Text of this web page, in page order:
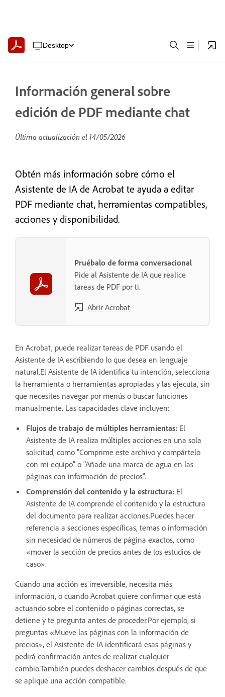
Desktop
Información general sobre
edición de PDF mediante chat
Última actualización el 14/05/2026
Obtén más información sobre cómo el
Asistente de IA de Acrobat te ayuda a editar
PDF mediante chat, herramientas compatibles,
acciones y disponibilidad.
Pruébalo de forma conversacional
Pide al Asistente de IA que realice
tareas de PDF por ti.
Abrir Acrobat
En Acrobat, puede realizar tareas de PDF usando el
Asistente de IA escribiendo lo que desea en lenguaje
natural.El Asistente de IA identifica tu intención, selecciona
la herramienta o herramientas apropiadas y las ejecuta, sin
que necesites navegar por menús o buscar funciones
manualmente. Las capacidades clave incluyen:
Flujos de trabajo de múltiples herramientas: El
Asistente de IA realiza múltiples acciones en una sola
solicitud, como "Comprime este archivo y compártelo
con mi equipo" o "Añade una marca de agua en las
páginas con información de precios".
Comprensión del contenido y la estructura: El
Asistente de IA comprende el contenido y la estructura
del documento para realizar acciones.Puedes hacer
referencia a secciones específicas, temas o información
sin necesidad de números de página exactos, como
«mover la sección de precios antes de los estudios de
caso».
Cuando una acción es irreversible, necesita más
información, o cuando Acrobat quiere confirmar que está
actuando sobre el contenido o páginas correctas, se
detiene y te pregunta antes de proceder.Por ejemplo, si
preguntas «Mueve las páginas con la información de
precios», el Asistente de IA identificará esas páginas y
pedirá confirmación antes de realizar cualquier
cambio.También puedes deshacer cambios después de que
se aplique una acción compatible.